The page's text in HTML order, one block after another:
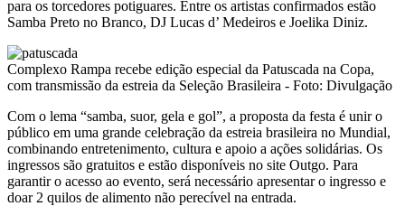
para os torcedores potiguares. Entre os artistas confirmados estão
Samba Preto no Branco, DJ Lucas d’ Medeiros e Joelika Diniz.
Complexo Rampa recebe edição especial da Patuscada na Copa,
com transmissão da estreia da Seleção Brasileira - Foto: Divulgação
Com o lema “samba, suor, gela e gol”, a proposta da festa é unir o
público em uma grande celebração da estreia brasileira no Mundial,
combinando entretenimento, cultura e apoio a ações solidárias. Os
ingressos são gratuitos e estão disponíveis no site Outgo. Para
garantir o acesso ao evento, será necessário apresentar o ingresso e
doar 2 quilos de alimento não perecível na entrada.